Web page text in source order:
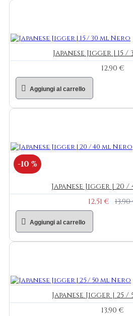
Japanese Jigger | 15
12,90 €
Aggiungi al carrello
-10 %
Japanese Jigger | 20
12,51 €
Aggiungi al carrello
Japanese Jigger | 25
13,90 €